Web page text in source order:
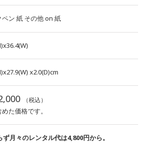
ペン 紙 その他on 紙
x2.0(D)cm
（税込）
た価格です。
月々のレンタル代は4,800円から。